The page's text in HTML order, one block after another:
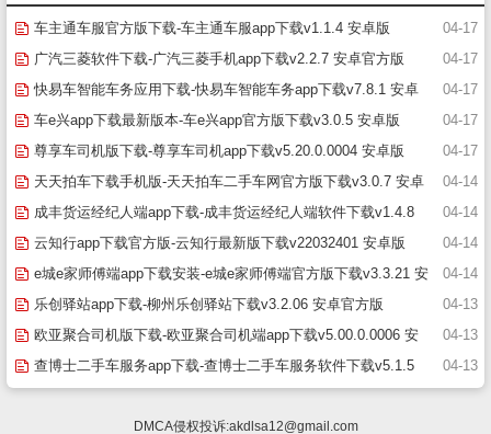
04-17
车主通车服官方版下载-车主通车服app下载v1.1.4 安卓版
04-17
广汽三菱软件下载-广汽三菱手机app下载v2.2.7 安卓官方版
04-17
快易车智能车务应用下载-快易车智能车务app下载v7.8.1 安卓
版
04-17
车e兴app下载最新版本-车e兴app官方版下载v3.0.5 安卓版
04-17
尊享车司机版下载-尊享车司机app下载v5.20.0.0004 安卓版
04-14
天天拍车下载手机版-天天拍车二手车网官方版下载v3.0.7 安卓
最新版
04-14
成丰货运经纪人端app下载-成丰货运经纪人端软件下载v1.4.8
安卓版
04-14
云知行app下载官方版-云知行最新版下载v22032401 安卓版
04-14
e城e家师傅端app下载安装-e城e家师傅端官方版下载v3.3.21 安
卓最新版
04-13
乐创驿站app下载-柳州乐创驿站下载v3.2.06 安卓官方版
04-13
欧亚聚合司机版下载-欧亚聚合司机端app下载v5.00.0.0006 安
卓版
04-13
查博士二手车服务app下载-查博士二手车服务软件下载v5.1.5
DMCA侵权投诉:akdlsa12@gmail.com